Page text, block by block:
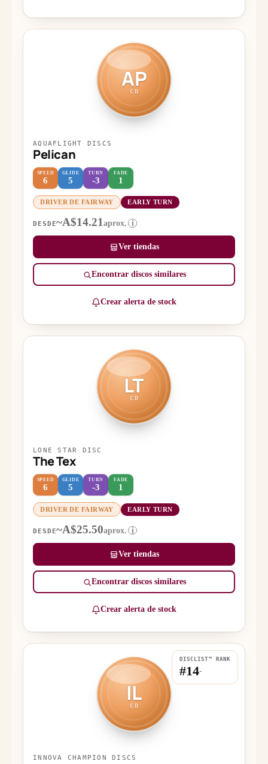
AP
CD
AQUAFLIGHT DISCS
Pelican
SPEED
6
GLIDE
5
TURN
-3
FADE
1
DRIVER DE FAIRWAY EARLY TURN
DESDE~A$14.21aprox. i
Ver tiendas
Encontrar discos similares
Crear alerta de stock
LT
CD
LONE STAR DISC
The Tex
SPEED
6
GLIDE
5
TURN
-3
FADE
1
DRIVER DE FAIRWAY EARLY TURN
DESDE~A$25.50aprox. i
Ver tiendas
Encontrar discos similares
Crear alerta de stock
IL
CD
DISCLIST™ RANK
#14-
INNOVA CHAMPION DISCS